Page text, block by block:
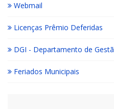
Webmail
Licenças Prêmio Deferidas
DGI - Departamento de
Feriados Municipais